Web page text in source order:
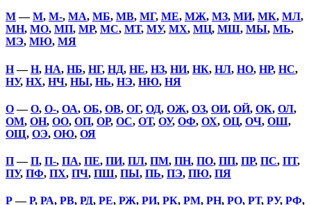
М—М, М-, МА, МБ, МВ, МГ, МЕ, МЖ, МЗ, МИ, МК, МЛ,
МН, МО, МП, МР, МС, МТ, МУ, МХ, МЦ, МШ, МЫ, МЬ,
МЭ, МЮ, МЯ
Н—Н, НА, НБ, НГ, НД, НЕ, НЗ, НИ, НК, НЛ, НО, НР, НС,
НУ, НХ, НЧ, НЫ, НЬ, НЭ, НЮ, НЯ
О—О, О-, ОА, ОБ, ОВ, ОГ, ОД, ОЖ, ОЗ, ОИ, ОЙ, ОК, ОЛ,
ОМ, ОН, ОО, ОП, ОР, ОС, ОТ, ОУ, ОФ, ОХ, ОЦ, ОЧ, ОШ,
ОЩ, ОЭ, ОЮ, ОЯ
П—П, П-, ПА, ПЕ, ПИ, ПЛ, ПМ, ПН, ПО, ПП, ПР, ПС, ПТ,
ПУ, ПФ, ПХ, ПЧ, ПШ, ПЫ, ПЬ, ПЭ, ПЮ, ПЯ
Р—Р, РА, РВ, РД, РЕ, РЖ, РИ, РК, РМ, РН, РО, РТ, РУ, РФ,